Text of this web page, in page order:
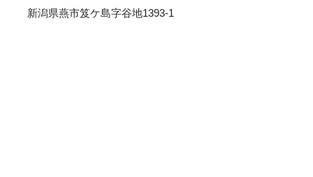
新潟県燕市笈ケ島字谷地1393-1